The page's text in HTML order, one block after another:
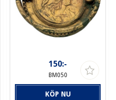
150:-
BM050
KÖP NU